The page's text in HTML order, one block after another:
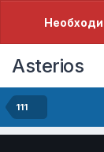
Asterios
111